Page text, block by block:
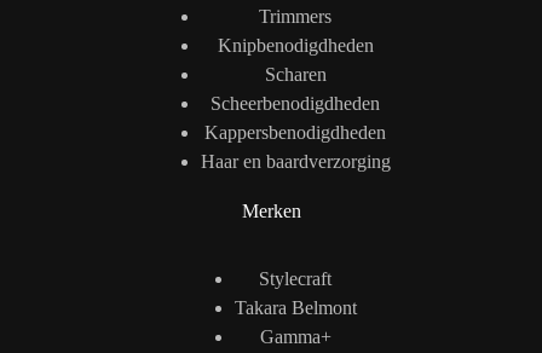
Trimmers
Knipbenodigdheden
Scharen
Scheerbenodigdheden
Kappersbenodigdheden
Haar en baardverzorging
Merken
Stylecraft
Takara Belmont
Gamma+